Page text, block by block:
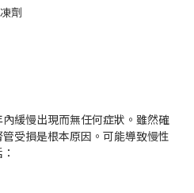
劑
緩慢出現而無任何症狀。雖然確
受損是根本原因。可能導致慢性